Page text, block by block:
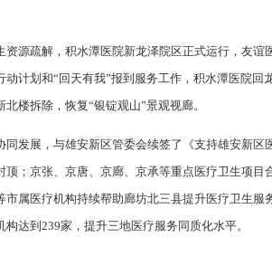
资源疏解，积水潭医院新龙泽院区正式运行，友
动计划和“回天有我”报到服务工作，积水潭医院
楼拆除，恢复“银锭观山”景观视廊。
同发展，与雄安新区管委会续签了《支持雄安新
顶；京张、京唐、京廊、京承等重点医疗卫生项
市属医疗机构持续帮助廊坊北三县提升医疗卫生
达到239家，提升三地医疗服务同质化水平。